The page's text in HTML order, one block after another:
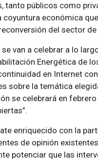
tanto públicos como
económica
del sector
van a celebrar a lo
Energética de
en Internet
sobre la temática
se celebrará en
enriquecido con la
de opinión
potenciar que las